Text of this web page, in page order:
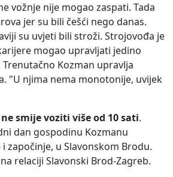
vožnje nije mogao zaspati. Tada
jer su bili češći nego danas.
su uvjeti bili stroži. Strojovođa je
mogao upravljati jedino
Kozman upravlja
"U njima nema monotonije, uvijek
smije voziti više od 10 sati.
dan gospodinu Kozmanu
započinje, u Slavonskom Brodu.
relaciji Slavonski Brod-Zagreb.